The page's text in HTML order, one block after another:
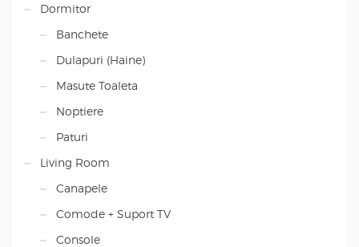
Dormitor
Banchete
Dulapuri (Haine)
Masute Toaleta
Noptiere
Paturi
Living Room
Canapele
Comode + Suport TV
Console